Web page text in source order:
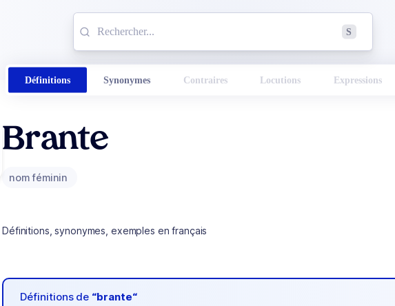
S
Définitions Synonymes Contraires Locutions Expressions
Brante
nom féminin
Définitions, synonymes, exemples en français
Définitions de “brante“